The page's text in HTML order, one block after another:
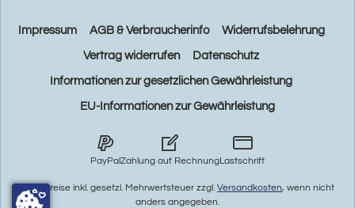
Impressum AGB & Verbraucherinfo Widerrufsbelehrung
Vertrag widerrufen Datenschutz
Informationen zur gesetzlichen Gewährleistung
EU-Informationen zur Gewährleistung
PayPalZahlung auf RechnungLastschrift
* Alle Preise inkl. gesetzl. Mehrwertsteuer zzgl. Versandkosten, wenn nicht
anders angegeben.